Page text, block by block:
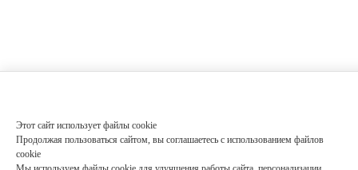
Этот сайт использует файлы cookie
Продолжая пользоваться сайтом, вы соглашаетесь с использованием файлов
cookie